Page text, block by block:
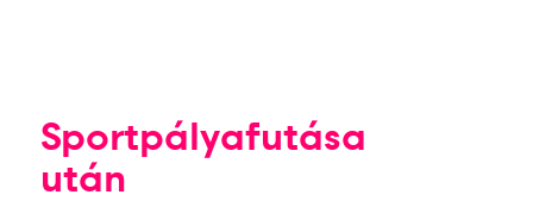
Sportpályafutása
után